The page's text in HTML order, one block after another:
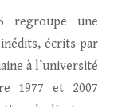
regroupe une
écrits par
à l’université
1977 et 2007